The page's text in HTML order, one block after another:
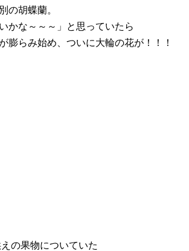
の胡蝶蘭。
かな～～～」と思っていたら
膨らみ始め、ついに大輪の花が！！！
の果物についていた